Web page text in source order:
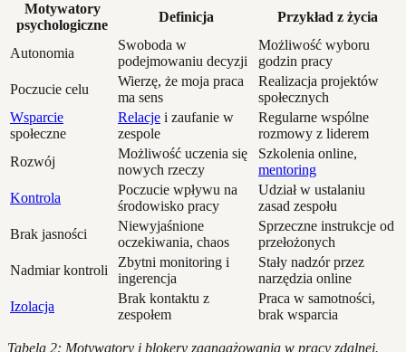
Motywatory
psychologiczne
Definicja Przykład z życia
Autonomia
Swoboda w
podejmowaniu decyzji
Możliwość wyboru
godzin pracy
Poczucie celu
Wierzę, że moja praca
ma sens
Realizacja projektów
społecznych
Wsparcie
społeczne
Relacje i zaufanie w
zespole
Regularne wspólne
rozmowy z liderem
Rozwój
Możliwość uczenia się
nowych rzeczy
Szkolenia online,
mentoring
Kontrola
Poczucie wpływu na
środowisko pracy
Udział w ustalaniu
zasad zespołu
Brak jasności
Niewyjaśnione
oczekiwania, chaos
Sprzeczne instrukcje od
przełożonych
Nadmiar kontroli
Zbytni monitoring i
ingerencja
Stały nadzór przez
narzędzia online
Izolacja
Brak kontaktu z
zespołem
Praca w samotności,
brak wsparcia
Tabela 2: Motywatory i blokery zaangażowania w pracy zdalnej.